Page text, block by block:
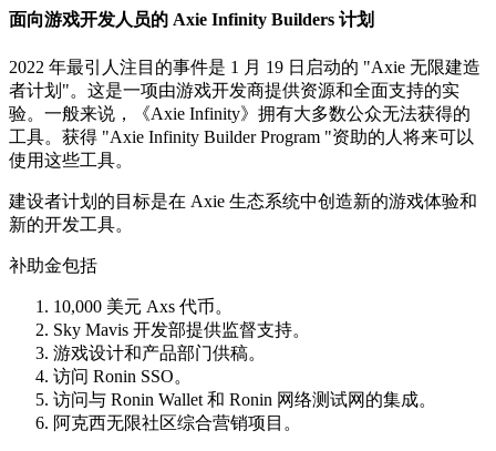
面向游戏开发人员的 Axie Infinity Builders 计划
2022 年最引人注目的事件是 1 月 19 日启动的 "Axie 无限建造
者计划"。这是一项由游戏开发商提供资源和全面支持的实
验。一般来说，《Axie Infinity》拥有大多数公众无法获得的
工具。获得 "Axie Infinity Builder Program "资助的人将来可以
使用这些工具。
建设者计划的目标是在 Axie 生态系统中创造新的游戏体验和
新的开发工具。
补助金包括
10,000 美元 Axs 代币。
Sky Mavis 开发部提供监督支持。
游戏设计和产品部门供稿。
访问 Ronin SSO。
访问与 Ronin Wallet 和 Ronin 网络测试网的集成。
阿克西无限社区综合营销项目。